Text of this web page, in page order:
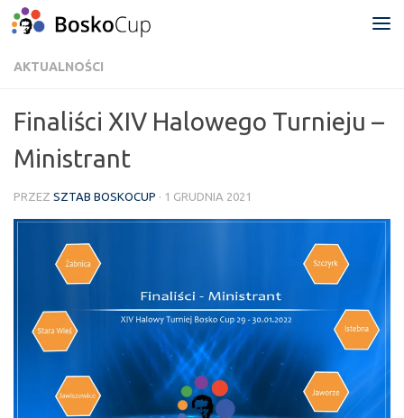
Przejdź do treści
AKTUALNOŚCI
Finaliści XIV Halowego Turnieju –
Ministrant
PRZEZ SZTAB BOSKOCUP · 1 GRUDNIA 2021